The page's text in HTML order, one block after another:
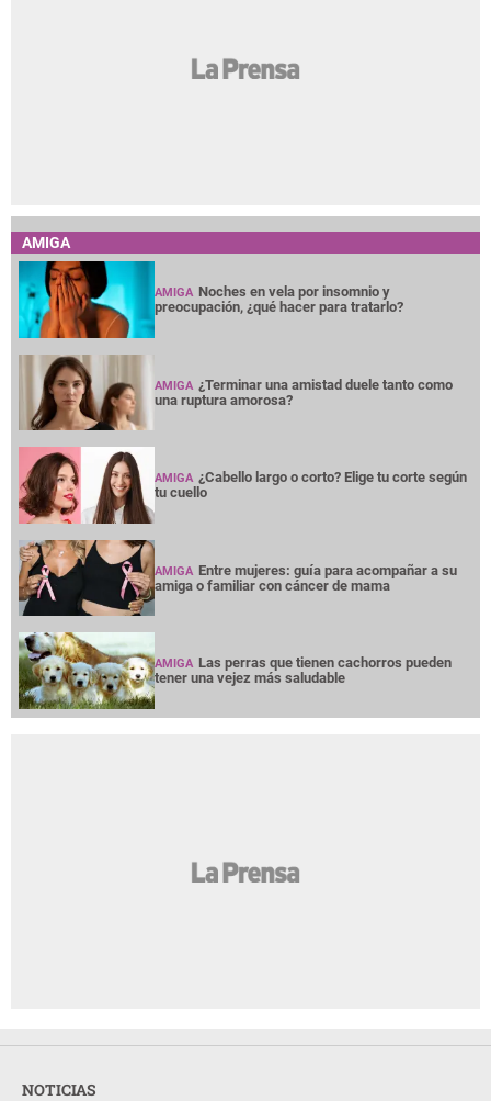
AMIGA
AMIGA Noches en vela por insomnio y
preocupación, ¿qué hacer para tratarlo?
AMIGA ¿Terminar una amistad duele tanto como
una ruptura amorosa?
AMIGA ¿Cabello largo o corto? Elige tu corte según
tu cuello
AMIGA Entre mujeres: guía para acompañar a su
amiga o familiar con cáncer de mama
AMIGA Las perras que tienen cachorros pueden
tener una vejez más saludable
NOTICIAS